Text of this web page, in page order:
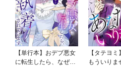
【単行本】おデブ悪女
に転生したら、なぜか
【タテヨ
もういりま